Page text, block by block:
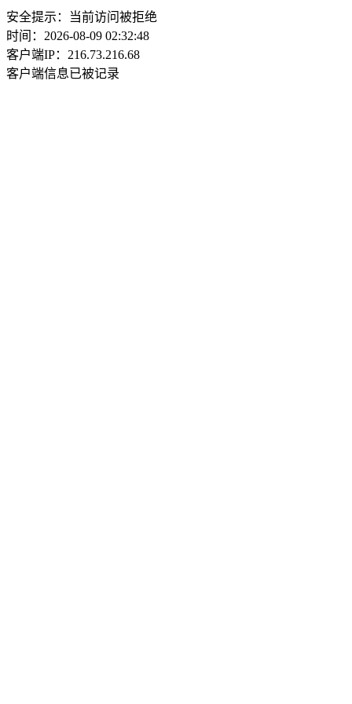
安全提示：当前访问被拒绝
时间：2026-08-09 02:32:48
客户端IP：216.73.216.68
客户端信息已被记录